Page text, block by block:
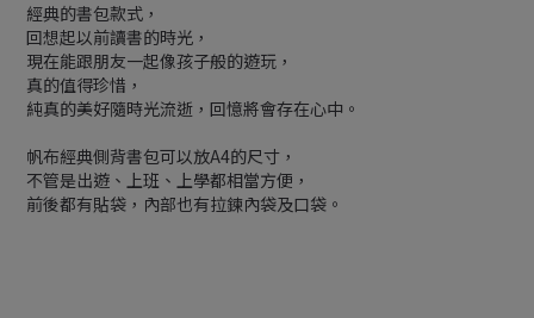
經典的書包款式，
回想起以前讀書的時光，
現在能跟朋友一起像孩子般的遊玩，
真的值得珍惜，
純真的美好隨時光流逝，回憶將會存在心中。
帆布經典側背書包可以放A4的尺寸，
不管是出遊、上班、上學都相當方便，
前後都有貼袋，內部也有拉鍊內袋及口袋。